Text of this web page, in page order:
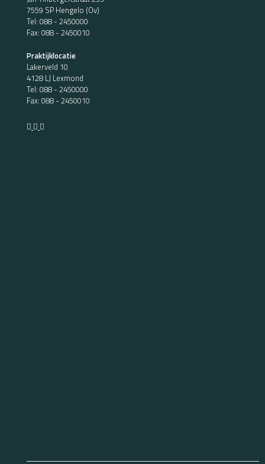
7559 SP Hengelo (Ov)
Tel: 088 - 2450000
Fax: 088 - 2450010
Praktijklocatie
Lakerveld 10
4128 LJ Lexmond
Tel: 088 - 2450000
Fax: 088 - 2450010